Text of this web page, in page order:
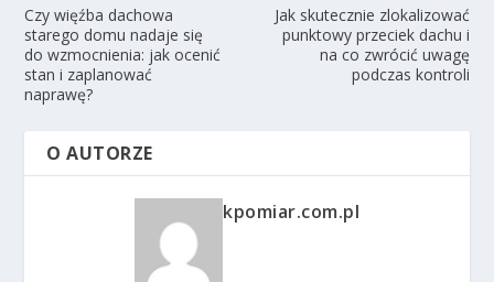
Czy więźba dachowa
starego domu nadaje się
do wzmocnienia: jak ocenić
stan i zaplanować
naprawę?
Jak skutecznie zlokalizować
punktowy przeciek dachu i
na co zwrócić uwagę
podczas kontroli
O AUTORZE
kpomiar.com.pl